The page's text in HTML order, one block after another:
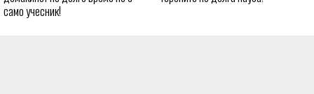
само учесник!